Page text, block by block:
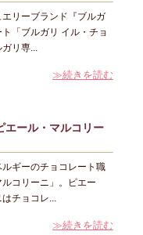
リーブランド『ブルガ
「ブルガリ イル・チョ
リ専...
≫続きを読む
エール・マルコリー
ルギーのチョコレート職
ルコリーニ」。ピエー
チョコレ...
≫続きを読む